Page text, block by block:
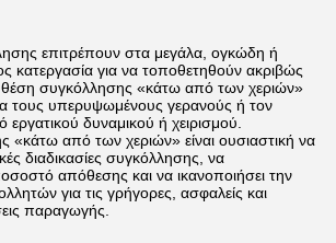
επιτρέπουν στα μεγάλα, ογκώδη ή
κατεργασία για να τοποθετηθούν ακριβώς
θέση συγκόλλησης «κάτω από των χεριών»
τους υπερυψωμένους γερανούς ή τον
δυναμικού ή χειρισμού.
«κάτω από των χεριών» είναι ουσιαστική να
διαδικασίες συγκόλλησης, να
απόθεσης και να ικανοποιήσει την
για τις γρήγορες, ασφαλείς και
παραγωγής.